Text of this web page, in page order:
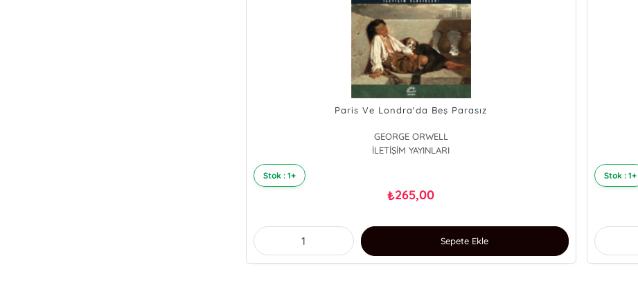
Paris Ve Londra'da Beş Parasız
GEORGE ORWELL
İLETİŞİM YAYINLARI
Stok : 1+
₺265,00
Sepete Ekle
Stok : 1+